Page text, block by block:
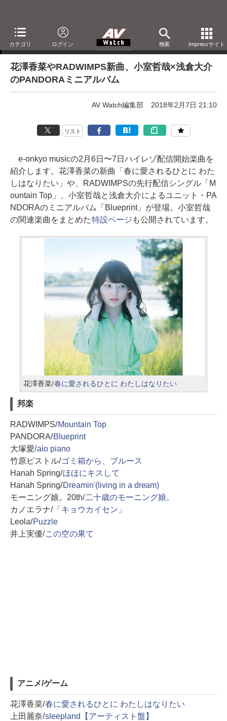
カテゴリ ログイン 検索 Impressサイト
e-onkyo musicハイレゾ配信情報
花澤香菜やRADWIMPS新曲、小室哲哉×浅倉大介
のPANDORAミニアルバム
AV Watch編集部 2018年2月7日 21:10
リスト
e-onkyo musicの2月6日〜7日ハイレゾ配信開始楽曲を
紹介します。花澤香菜の新曲「春に愛されるひとに わた
しはなりたい」や、RADWIMPSの先行配信シングル「M
ountain Top」、小室哲哉と浅倉大介によるユニット・PA
NDORAのミニアルバム「Blueprint」が登場。小室哲哉
の関連楽曲をまとめた特設ページ も公開されています。
花澤香菜/春に愛されるひとに わたしはなりたい
邦楽
RADWIMPS/Mountain Top
PANDORA/Blueprint
大塚愛/aio piano
竹原ピストル/ゴミ箱から、ブルース
Hanah Spring/ほほにキスして
Hanah Spring/Dreamin'(living in a dream)
モーニング娘。20th/二十歳のモーニング娘。
カノエラナ/「キョウカイセン」
Leola/Puzzle
井上実優/この空の果て
アニメ/ゲーム
花澤香菜/春に愛されるひとに わたしはなりたい
上田麗奈/sleepland【アーティスト盤】